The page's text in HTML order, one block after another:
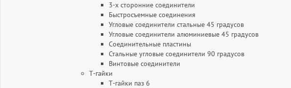
3-х сторонние соединители
Быстросъемные соединения
Угловые соединители стальные 45 градусов
Угловые соединители алюминиевые 45 градусов
Соединительные пластины
Стальные угловые соединители 90 градусов
Винтовые соединители
Т-гайки
Т-гайки паз 6